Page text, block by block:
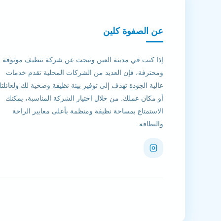
عن الصفوة كلين
إذا كنت في مدينة العين وتبحث عن شركة تنظيف موثوقة
ومحترفة، فإن العديد من الشركات المحلية تقدم خدمات
عالية الجودة تهدف إلى توفير بيئة نظيفة وصحية لك
أو مكان عملك. من خلال اختيار الشركة المناسبة، يمكنك
الاستمتاع بمساحة نظيفة ومنظمة بأعلى معايير الراحة
والنظافة.